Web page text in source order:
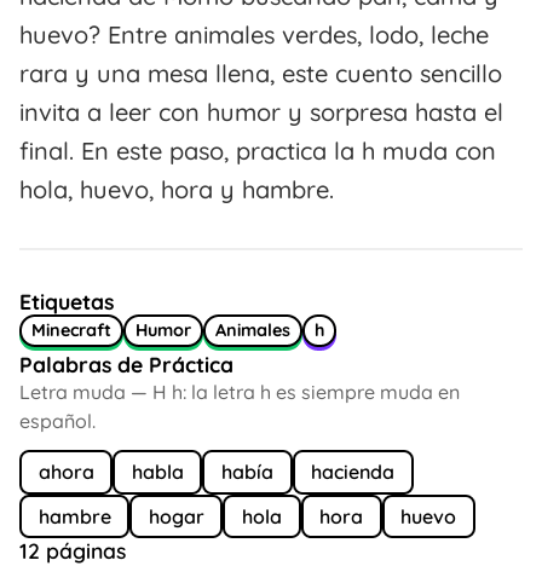
huevo? Entre animales verdes, lodo, leche
rara y una mesa llena, este cuento sencillo
invita a leer con humor y sorpresa hasta el
final. En este paso, practica la h muda con
hola, huevo, hora y hambre.
Etiquetas
Minecraft Humor Animales h
Palabras de Práctica
Letra muda — H h: la letra h es siempre muda en
español.
ahora habla había
hacienda
hambre
hogar hola hora huevo
12 páginas